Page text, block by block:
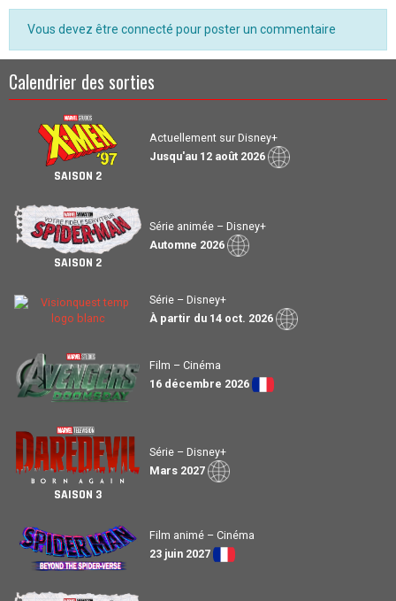
Vous devez être connecté pour poster un commentaire
Calendrier des sorties
SAISON 2
Actuellement sur Disney+
Jusqu'au 12 août 2026
SAISON 2
Série animée – Disney+
Automne 2026
Série – Disney+
À partir du 14 oct. 2026
Film – Cinéma
16 décembre 2026
SAISON 3
Série – Disney+
Mars 2027
Film animé – Cinéma
23 juin 2027